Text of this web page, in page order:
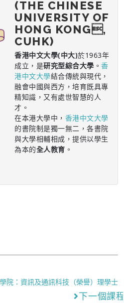
(THE CHINESE
UNIVERSITY OF
HONG KONG,
CUHK)
香港中文大學(中大)於1963年
成立，是研究型綜合大學 。 香
港中文大學結合傳統與現代，
融會中國與西方，培育既具專
精知識，又有處世智慧的人
才。
在本港大學中， 香港中文大學
的書院制是獨一無二，各書院
與大學相輔相成，提供以學生
為本的全人教育 。
院：資訊及通訊科技（榮譽）理學士
下一個課